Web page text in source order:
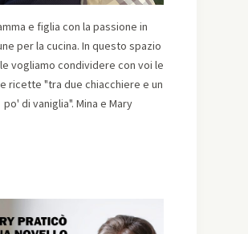
e figlia con la passione in
per la cucina. In questo spazio
vogliamo condividere con voi le
ricette "tra due chiacchiere e un
po' di vaniglia". Mina e Mary